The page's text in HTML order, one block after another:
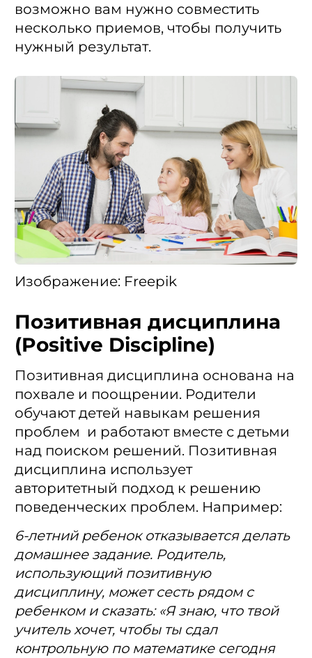
возможно вам нужно совместить
несколько приемов, чтобы получить
нужный результат.
Изображение: Freepik
Позитивная дисциплина
(Positive Discipline)
Позитивная дисциплина основана на
похвале и поощрении. Родители
обучают детей навыкам решения
проблем и работают вместе с детьми
над поиском решений. Позитивная
дисциплина использует
авторитетный подход к решению
поведенческих проблем. Например:
6-летний ребенок отказывается делать
домашнее задание. Родитель,
использующий позитивную
дисциплину, может сесть рядом с
ребенком и сказать: «Я знаю, что твой
учитель хочет, чтобы ты сдал
контрольную по математике сегодня